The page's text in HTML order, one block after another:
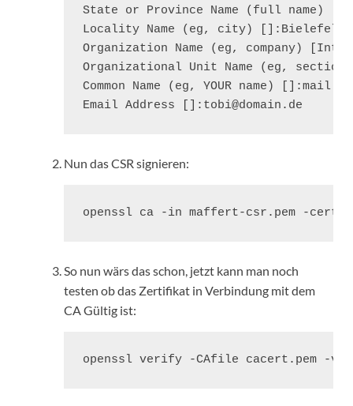
State or Province Name (full name)
Locality Name (eg, city) []:Bielefeld
Organization Name (eg, company)
Organizational Unit Name (eg,
Common Name (eg, YOUR name)
Email Address []:tobi@domain.de
Nun das CSR signieren:
openssl ca -in maffert-csr.pem -cert
So nun wärs das schon, jetzt kann man noch
testen ob das Zertifikat in Verbindung mit dem
CA Gültig ist:
openssl verify -CAfile cacert.pem -